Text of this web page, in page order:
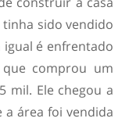
sido vendido
é enfrentado
que comprou um
mil. Ele chegou a
a área foi vendida